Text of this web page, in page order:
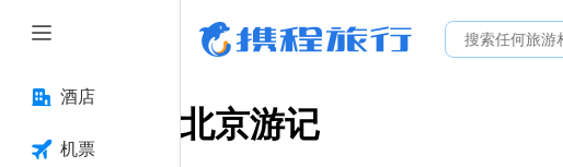
酒店
机票
北京游记